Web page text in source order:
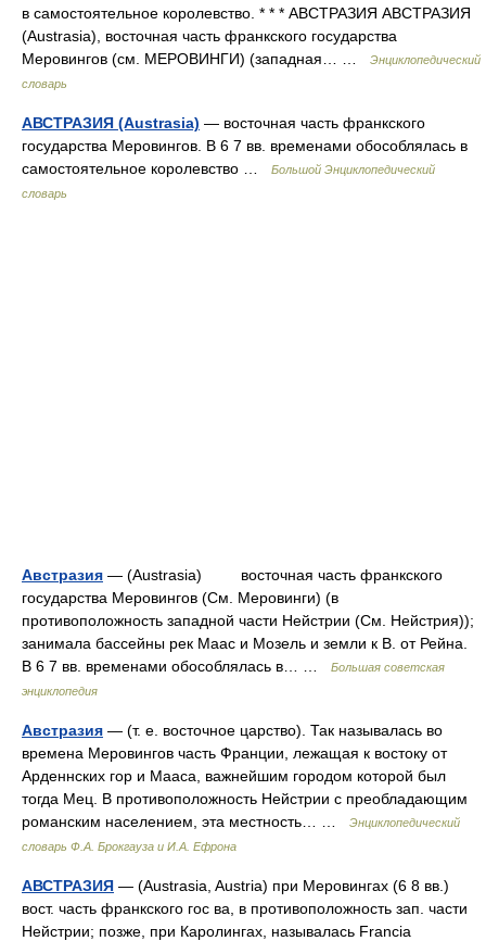
в самостоятельное королевство. * * * АВСТРАЗИЯ АВСТРАЗИЯ
(Austrasia), восточная часть франкского государства
Меровингов (см. МЕРОВИНГИ) (западная… …
Энциклопедический
словарь
АВСТРАЗИЯ (Austrasia) — восточная часть франкского
государства Меровингов. В 6 7 вв. временами обособлялась в
самостоятельное королевство …
Большой Энциклопедический
словарь
Австразия — (Austrasia) восточная часть франкского
государства Меровингов (См. Меровинги) (в
противоположность западной части Нейстрии (См. Нейстрия));
занимала бассейны рек Маас и Мозель и земли к В. от Рейна.
В 6 7 вв. временами обособлялась в… …
Большая советская
энциклопедия
Австразия — (т. е. восточное царство). Так называлась во
времена Меровингов часть Франции, лежащая к востоку от
Арденнских гор и Мааса, важнейшим городом которой был
тогда Мец. В противоположность Нейстрии с преобладающим
романским населением, эта местность… …
Энциклопедический
словарь Ф.А. Брокгауза и И.А. Ефрона
АВСТРАЗИЯ — (Austrasia, Austria) при Меровингах (6 8 вв.)
вост. часть франкского гос ва, в противоположность зап. части
Нейстрии; позже, при Каролингах, называлась Francia